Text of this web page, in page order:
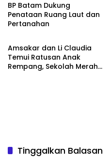
BP Batam Dukung
Penataan Ruang Laut dan
Pertanahan
Batam
Amsakar dan Li Claudia
Temui Ratusan Anak
Rempang, Sekolah Merah
Tinggalkan Balasan